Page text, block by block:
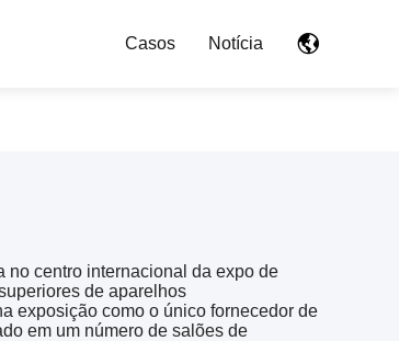
Casos Notícia
no centro internacional da expo de
de aparelhos
exposição como o único fornecedor de
em um número de salões de